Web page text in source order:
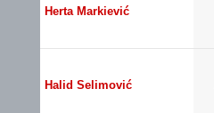
Herta Markiević
Halid Selimović